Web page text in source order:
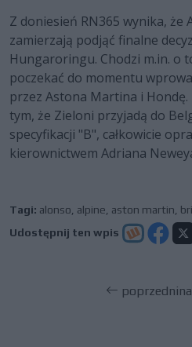
Z doniesień RN365 wynika, że
zamierzają podjąć finalne
Hungaroringu. Chodzi m.in. o
poczekać do momentu
przez Astona Martina i
tym, że Zieloni przyjadą do
specyfikacji "B", całkowicie
kierownictwem Adriana
Tagi: alonso alpine aston martin
Udostępnij ten wpis
poprzedni